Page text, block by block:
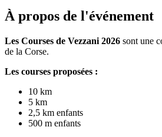
À propos de l'événement
Les Courses de Vezzani 2026 sont une
de la Corse.
Les courses proposées :
10 km
5 km
2,5 km enfants
500 m enfants